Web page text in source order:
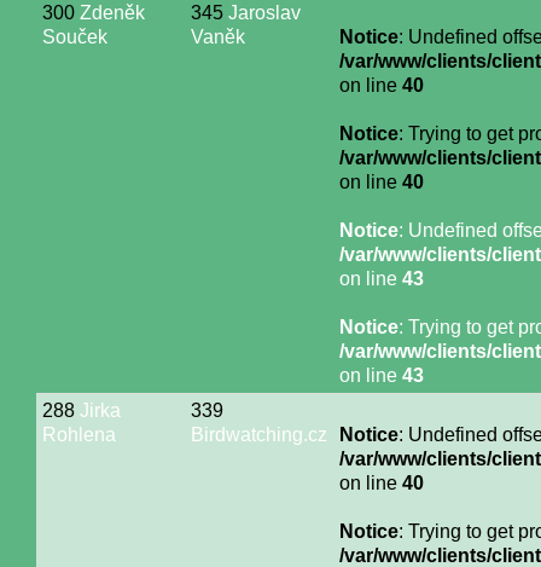
300 Zdeněk
Souček
345 Jaroslav
Vaněk
Notice: Undefined
/var/www/clients/
on line 40
Notice: Trying to get
/var/www/clients/
on line 40
Notice: Undefined
/var/www/clients/
on line 43
Notice: Trying to get
/var/www/clients/
on line 43
288 Jirka
Rohlena
339
Birdwatching.cz
Notice: Undefined
/var/www/clients/
on line 40
Notice: Trying to get
/var/www/clients/